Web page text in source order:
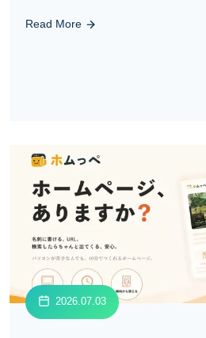
Read More
2026.07.03